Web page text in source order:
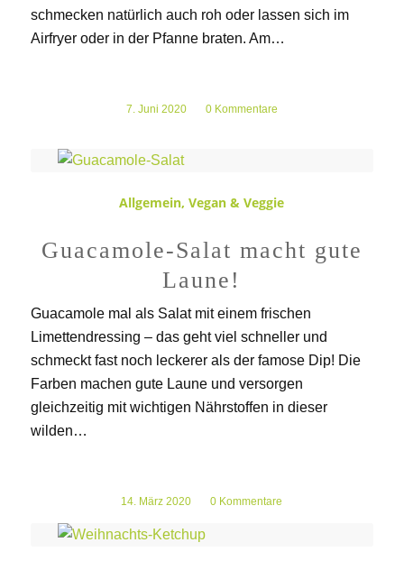
schmecken natürlich auch roh oder lassen sich im
Airfryer oder in der Pfanne braten. Am…
7. Juni 2020
/ 0 Kommentare
Allgemein,Vegan & Veggie
Guacamole-Salat macht gute
Laune!
Guacamole mal als Salat mit einem frischen
Limettendressing – das geht viel schneller und
schmeckt fast noch leckerer als der famose Dip! Die
Farben machen gute Laune und versorgen
gleichzeitig mit wichtigen Nährstoffen in dieser
wilden…
14. März 2020
/ 0 Kommentare